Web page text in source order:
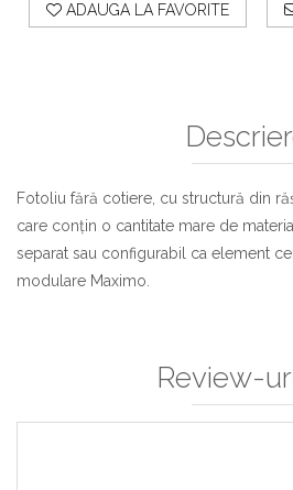
ADAUGA LA FAVORITE
Fotoliu fără cotiere, cu structură din
care conțin o cantitate mare de
separat sau configurabil ca element
modulare Maximo.
Review-